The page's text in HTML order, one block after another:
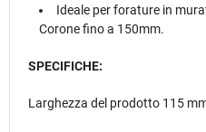
Ideale per forature in
Corone fino a 150mm.
SPECIFICHE:
Larghezza del prodotto 115